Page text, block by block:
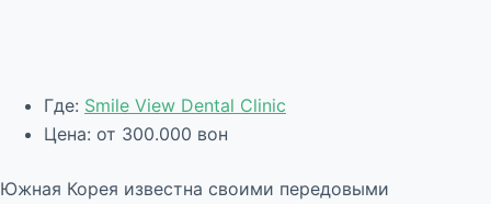
Где: Smile View Dental Clinic
Цена: от 300.000 вон
Южная Корея известна своими передовыми